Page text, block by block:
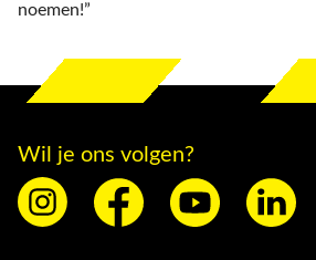
noemen!”
Wil je ons volgen?